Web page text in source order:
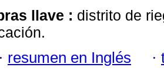
llave : distrito de
· resumen en Inglés ·